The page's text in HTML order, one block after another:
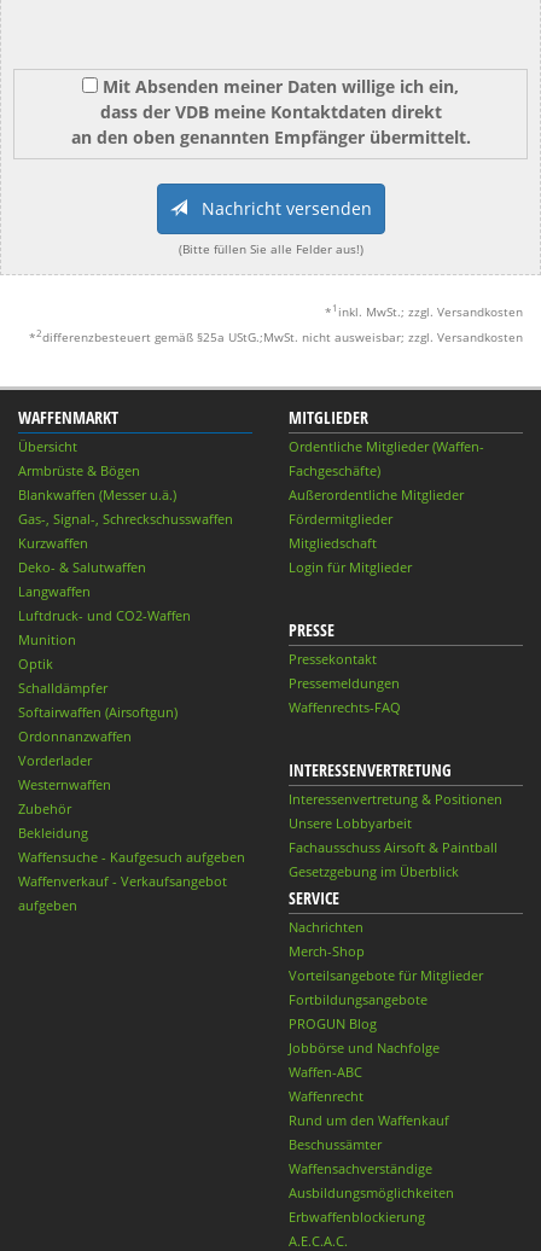
Mit Absenden meiner Daten willige ich ein,
dass der VDB meine Kontaktdaten direkt
an den oben genannten Empfänger übermittelt.
Nachricht versenden
(Bitte füllen Sie alle Felder aus!)
* 1 inkl. MwSt.; zzgl. Versandkosten
*2differenzbesteuert gemäß §25a UStG.;MwSt. nicht ausweisbar; zzgl. Versandkosten
WAFFENMARKT
Übersicht
Armbrüste & Bögen
Blankwaffen (Messer u.ä.)
Gas-, Signal-, Schreckschusswaffen
Kurzwaffen
Deko- & Salutwaffen
Langwaffen
Luftdruck- und CO2-Waffen
Munition
Optik
Schalldämpfer
Softairwaffen (Airsoftgun)
Ordonnanzwaffen
Vorderlader
Westernwaffen
Zubehör
Bekleidung
Waffensuche - Kaufgesuch aufgeben
Waffenverkauf - Verkaufsangebot
aufgeben
MITGLIEDER
Ordentliche Mitglieder (Waffen-
Fachgeschäfte)
Außerordentliche Mitglieder
Fördermitglieder
Mitgliedschaft
Login für Mitglieder
PRESSE
Pressekontakt
Pressemeldungen
Waffenrechts-FAQ
INTERESSENVERTRETUNG
Interessenvertretung & Positionen
Unsere Lobbyarbeit
Fachausschuss Airsoft & Paintball
Gesetzgebung im Überblick
SERVICE
Nachrichten
Merch-Shop
Vorteilsangebote für Mitglieder
Fortbildungsangebote
PROGUN Blog
Jobbörse und Nachfolge
Waffen-ABC
Waffenrecht
Rund um den Waffenkauf
Beschussämter
Waffensachverständige
Ausbildungsmöglichkeiten
Erbwaffenblockierung
A.E.C.A.C.